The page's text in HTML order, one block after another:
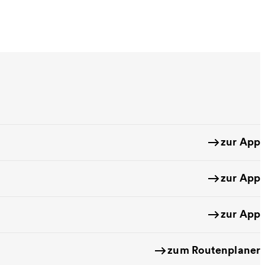
zur App
zur App
zur App
zum Routenplaner